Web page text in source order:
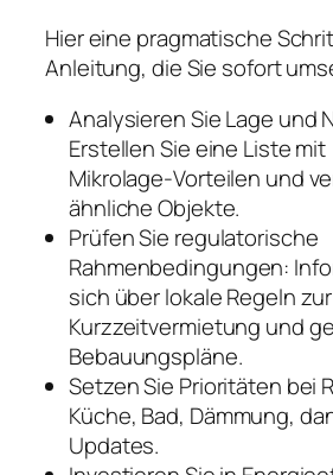
Hier eine pragmatische
Anleitung, die Sie sofort
Analysieren Sie Lage und
Erstellen Sie eine Liste mit
Mikrolage‑Vorteilen und
ähnliche Objekte.
Prüfen Sie regulatorische
Rahmenbedingungen:
sich über lokale Regeln zur
Kurzzeitvermietung und
Bebauungspläne.
Setzen Sie Prioritäten bei
Küche, Bad, Dämmung,
Updates.